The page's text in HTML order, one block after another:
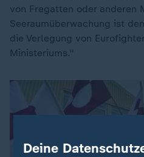
von Fregatten oder anderen
Seeraumüberwachung ist
die Verlegung von
Ministeriums."
Deine